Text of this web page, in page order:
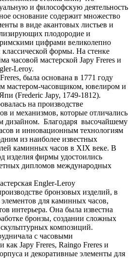
и философскую деятельность
основание содержит множество
в виде акантовых листьев и
плодородие и
цифрами великолепно
классической формы. На стенке
часовой мастерской Japy Freres и
Leroy.
была основана в 1771 году
мастером-часовщиком, ювелиром и
(Frederic Japy, 1749-1812).
на производстве
и механизмов, которые отличались
дизайном. Благодаря высочайшему
и инновационным технологиям
из наиболее известных
каминных часов в XIX веке. В
изделия фирмы удостоились
дипломов международных
Engler-Leroy
бронзовых изделий, в
для каминных часов,
интерьера. Она была известна
бронзы, создании сложных
композиций.
с часовыми
как Japy Freres, Raingo Freres и
и декоративные элементы для